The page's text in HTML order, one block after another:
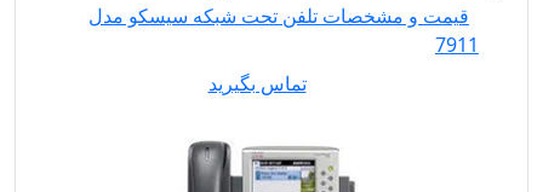
قیمت و مشخصات تلفن تحت شبکه سیسکو مدل
7911
تماس بگیرید